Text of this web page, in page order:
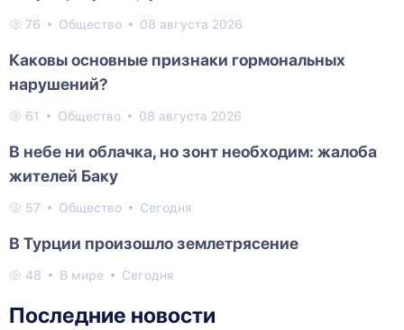
76 Общество 08 августа 2026
Каковы основные признаки гормональных
нарушений?
61 Общество 08 августа 2026
В небе ни облачка, но зонт необходим: жалоба
жителей Баку
57 Общество Сегодня
В Турции произошло землетрясение
48 В мире Сегодня
Последние новости